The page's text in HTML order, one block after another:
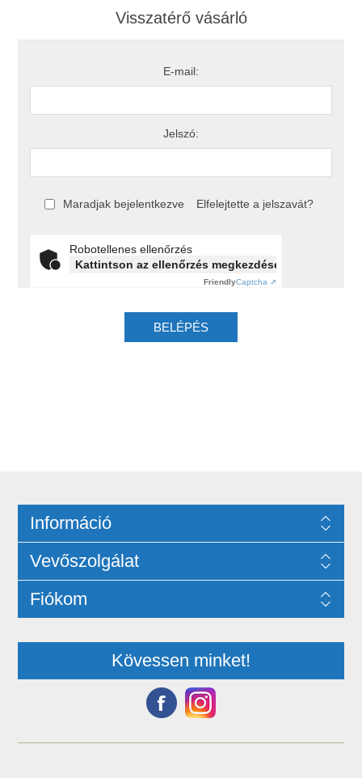
Visszatérő vásárló
E-mail:
Jelszó:
Maradjak bejelentkezve Elfelejtette a jelszavát?
Robotellenes ellenőrzés
Kattintson az ellenőrzés megkezdéséhez
FriendlyCaptcha ⇗
Információ
Vevőszolgálat
Fiókom
Kövessen minket!